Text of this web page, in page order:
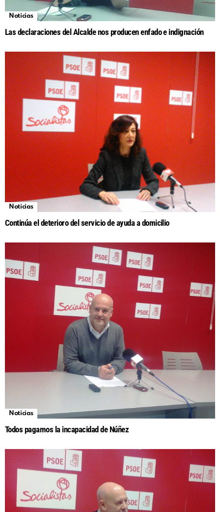
Noticias
Las declaraciones del Alcalde nos producen enfado e indignación
Noticias
Continúa el deterioro del servicio de ayuda a domicilio
Noticias
Todos pagamos la incapacidad de Núñez